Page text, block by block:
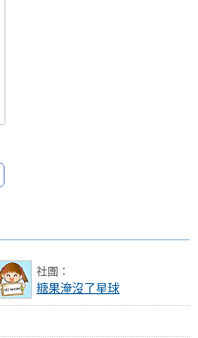
社團：
糖果淹沒了星球